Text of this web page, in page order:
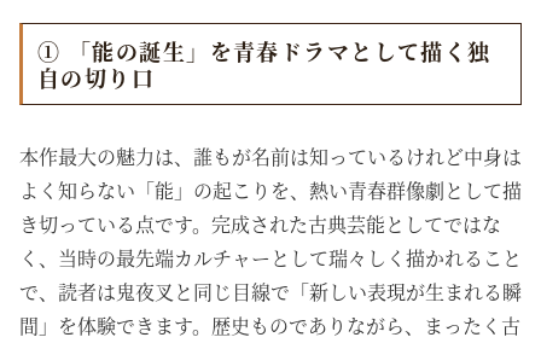
① 「能の誕生」を青春ドラマとして描く独
自の切り口
本作最大の魅力は、誰もが名前は知っているけれど中身は
よく知らない「能」の起こりを、熱い青春群像劇として描
き切っている点です。完成された古典芸能としてではな
く、当時の最先端カルチャーとして瑞々しく描かれること
で、読者は鬼夜叉と同じ目線で「新しい表現が生まれる瞬
間」を体験できます。歴史ものでありながら、まったく古